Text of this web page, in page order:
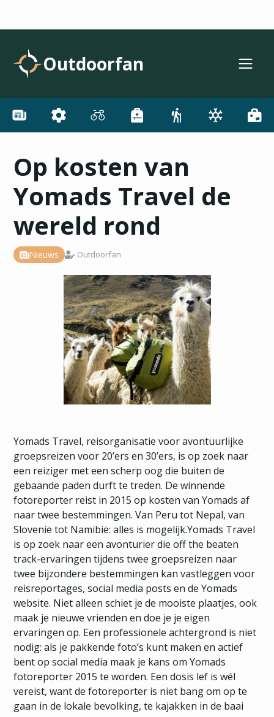
Outdoorfan
Op kosten van
Yomads Travel de
wereld rond
Nieuws Outdoorfan
Yomads Travel, reisorganisatie voor avontuurlijke
groepsreizen voor 20’ers en 30’ers, is op zoek naar
een reiziger met een scherp oog die buiten de
gebaande paden durft te treden. De winnende
fotoreporter reist in 2015 op kosten van Yomads af
naar twee bestemmingen. Van Peru tot Nepal, van
Slovenië tot Namibië: alles is mogelijk.Yomads Travel
is op zoek naar een avonturier die off the beaten
track-ervaringen tijdens twee groepsreizen naar
twee bijzondere bestemmingen kan vastleggen voor
reisreportages, social media posts en de Yomads
website. Niet alleen schiet je de mooiste plaatjes, ook
maak je nieuwe vrienden en doe je je eigen
ervaringen op. Een professionele achtergrond is niet
nodig: als je pakkende foto’s kunt maken en actief
bent op social media maak je kans om Yomads
fotoreporter 2015 te worden. Een dosis lef is wél
vereist, want de fotoreporter is niet bang om op te
gaan in de lokale bevolking, te kajakken in de baai